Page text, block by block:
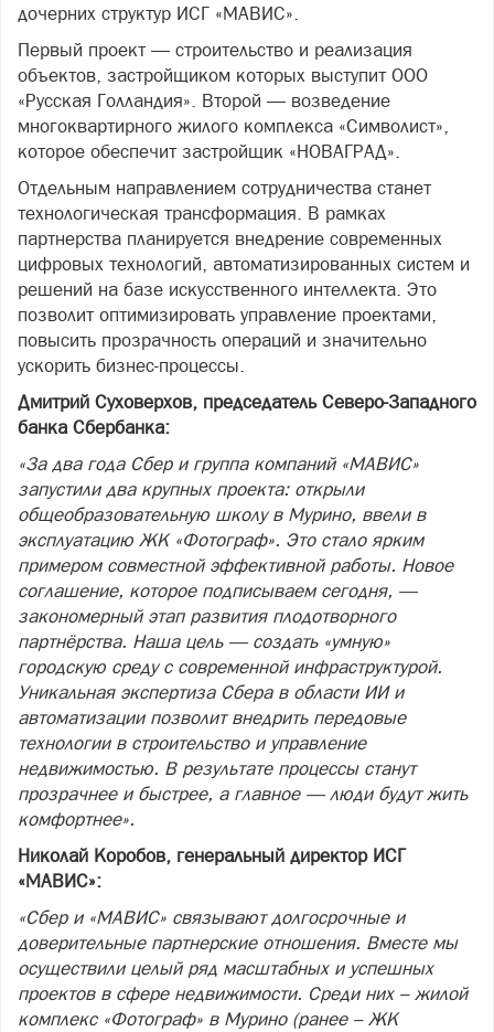
дочерних структур ИСГ «МАВИС».
Первый проект — строительство и реализация
объектов, застройщиком которых выступит ООО
«Русская Голландия». Второй — возведение
многоквартирного жилого комплекса «Символист»,
которое обеспечит застройщик «НОВАГРАД».
Отдельным направлением сотрудничества станет
технологическая трансформация. В рамках
партнерства планируется внедрение современных
цифровых технологий, автоматизированных систем и
решений на базе искусственного интеллекта. Это
позволит оптимизировать управление проектами,
повысить прозрачность операций и значительно
ускорить бизнес-процессы.
Дмитрий Суховерхов, председатель Северо-Западного
банка Сбербанка:
«За два года Сбер и группа компаний «МАВИС»
запустили два крупных проекта: открыли
общеобразовательную школу в Мурино, ввели в
эксплуатацию ЖК «Фотограф». Это стало ярким
примером совместной эффективной работы. Новое
соглашение, которое подписываем сегодня, —
закономерный этап развития плодотворного
партнёрства. Наша цель — создать «умную»
городскую среду с современной инфраструктурой.
Уникальная экспертиза Сбера в области ИИ и
автоматизации позволит внедрить передовые
технологии в строительство и управление
недвижимостью. В результате процессы станут
прозрачнее и быстрее, а главное — люди будут жить
комфортнее».
Николай Коробов, генеральный директор ИСГ
«МАВИС»:
«Сбер и «МАВИС» связывают долгосрочные и
доверительные партнерские отношения. Вместе мы
осуществили целый ряд масштабных и успешных
проектов в сфере недвижимости. Среди них – жилой
комплекс «Фотограф» в Мурино (ранее – ЖК